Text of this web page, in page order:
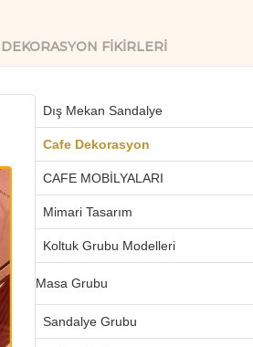
FIKIRLERI
Dış Mekan Sandalye
Cafe Dekorasyon
CAFE MOBİLYALARI
Mimari Tasarım
Koltuk Grubu Modelleri
Masa Grubu
Sandalye Grubu